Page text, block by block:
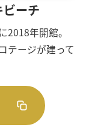
ーチ
2018年開館。
テージが建って